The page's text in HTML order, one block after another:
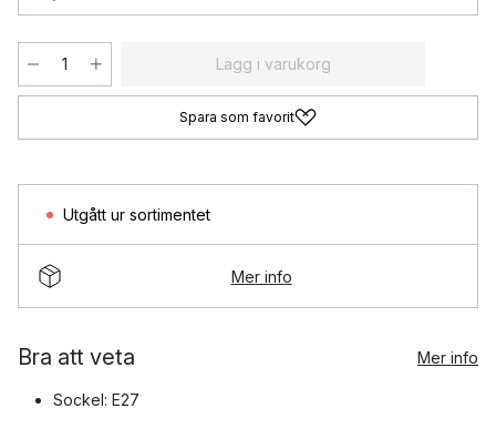
Lägg i varukorg
Spara som favorit
Utgått ur sortimentet
Mer info
Bra att veta Mer info
Sockel: E27